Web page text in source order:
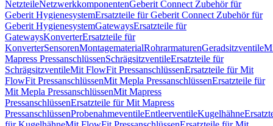
NetzteileNetzwerkkomponentenGeberit Connect Zubehör für
Geberit HygienesystemErsatzteile für Geberit Connect Zubehör für
Geberit HygienesystemGatewaysErsatzteile für
GatewaysKonverterErsatzteile für
KonverterSensorenMontagematerialRohrarmaturenGeradsitzventile
Mapress PressanschlüssenSchrägsitzventileErsatzteile für
SchrägsitzventileMit FlowFit PressanschlüssenErsatzteile für Mit
FlowFit PressanschlüssenMit Mepla PressanschlüssenErsatzteile für
Mit Mepla PressanschlüssenMit Mapress
PressanschlüssenErsatzteile für Mit Mapress
PressanschlüssenProbenahmeventileEntleerventileKugelhähne